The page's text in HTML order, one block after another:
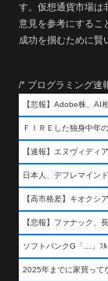
す。仮想通貨市場は
意見を参考にするこ
成功を掴むために賢
/* プログラミング速
【悲報】Adobe株、AI
ＦＩＲＥした独身中年
【速報】エヌヴィデ
日本人、デフレマイン
ソフトバンクG「…」ﾌ